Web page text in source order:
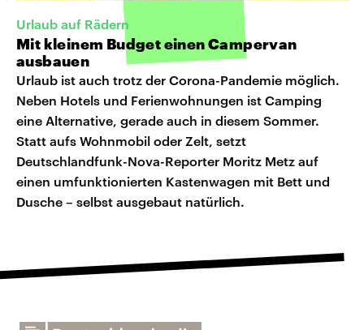
Urlaub auf Rädern
Mit kleinem Budget einen Campervan
ausbauen
Urlaub ist auch trotz der Corona-Pandemie möglich.
Neben Hotels und Ferienwohnungen ist Camping
eine Alternative, gerade auch in diesem Sommer.
Statt aufs Wohnmobil oder Zelt, setzt
Deutschlandfunk-Nova-Reporter Moritz Metz auf
einen umfunktionierten Kastenwagen mit Bett und
Dusche – selbst ausgebaut natürlich.